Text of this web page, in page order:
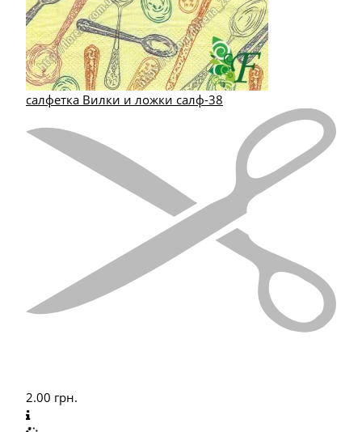
салфетка Вилки и ложки салф-38
2.00 грн.